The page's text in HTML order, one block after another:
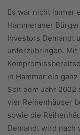
Es war nicht immer
Hammeraner
Investors Demandt
unterzubringen. Mit
in Hammer ein
Seit dem Jahr 2022
vier Reihenhäuser
sowie die
Demandt wird nach